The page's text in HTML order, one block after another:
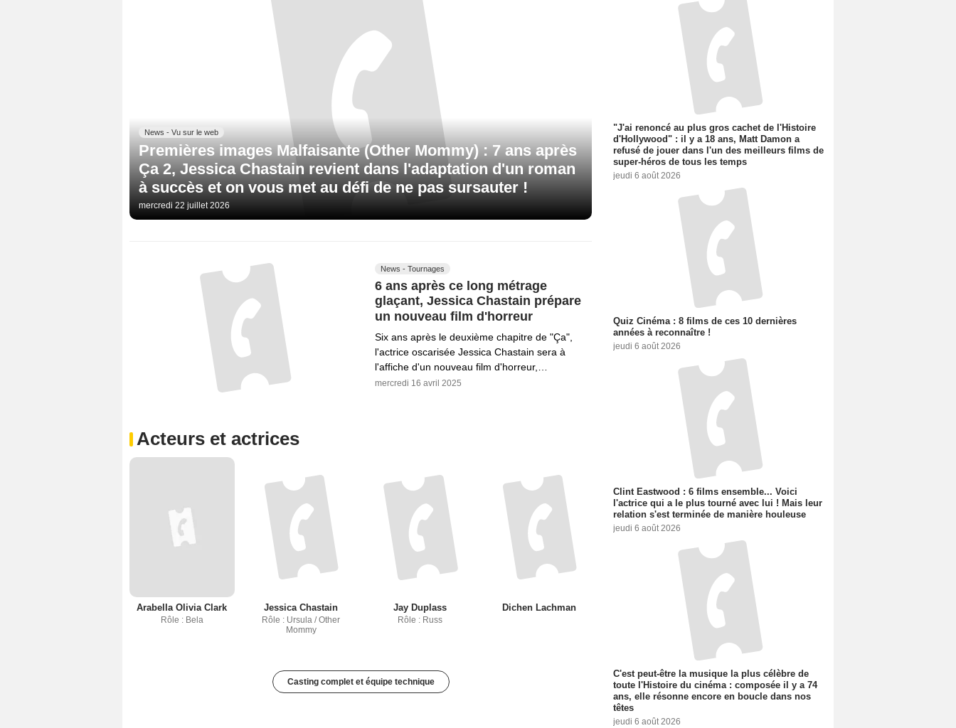
News - Vu sur le web
Premières images Malfaisante (Other Mommy) : 7 ans après
Ça 2, Jessica Chastain revient dans l'adaptation d'un roman
à succès et on vous met au défi de ne pas sursauter !
mercredi 22 juillet 2026
News - Tournages
6 ans après ce long métrage
glaçant, Jessica Chastain prépare
un nouveau film d'horreur
Six ans après le deuxième chapitre de "Ça",
l'actrice oscarisée Jessica Chastain sera à
l'affiche d'un nouveau film d'horreur,…
mercredi 16 avril 2025
Acteurs et actrices
Arabella Olivia Clark
Rôle : Bela
Jessica Chastain
Rôle : Ursula / Other
Mommy
Jay Duplass
Rôle : Russ
Dichen Lachman
Casting complet et équipe technique
"J'ai renoncé au plus gros cachet de l'Histoire
d'Hollywood" : il y a 18 ans, Matt Damon a
refusé de jouer dans l'un des meilleurs films de
super-héros de tous les temps
jeudi 6 août 2026
Quiz Cinéma : 8 films de ces 10 dernières
années à reconnaître !
jeudi 6 août 2026
Clint Eastwood : 6 films ensemble... Voici
l'actrice qui a le plus tourné avec lui ! Mais leur
relation s'est terminée de manière houleuse
jeudi 6 août 2026
C'est peut-être la musique la plus célèbre de
toute l'Histoire du cinéma : composée il y a 74
ans, elle résonne encore en boucle dans nos
têtes
jeudi 6 août 2026